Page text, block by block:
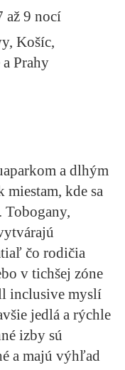
až 9 nocí
Košíc,
Prahy
a dlhým
miestam, kde sa
Tobogany,
čo rodičia
v tichšej zóne
inclusive myslí
jedlá a rýchle
izby sú
a majú výhľad